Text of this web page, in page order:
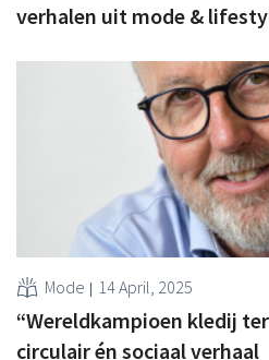
verhalen uit mode &
Mode 14 April, 2025
“Wereldkampioen kledij
circulair én sociaal verhaal